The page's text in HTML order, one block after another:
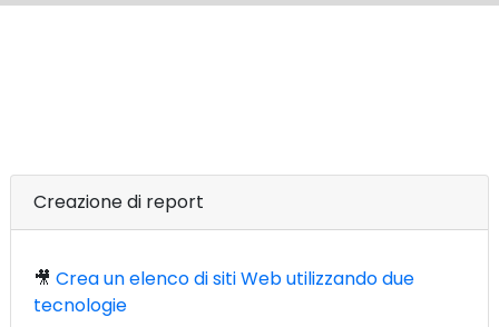
Creazione di report
🎥 Crea un elenco di siti Web utilizzando due
tecnologie